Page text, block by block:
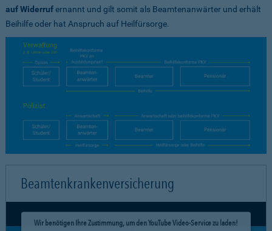
auf Widerrufernannt und gilt somit als Beamtenanwärter und erhält
Beihilfe oder hat Anspruch auf Heilfürsorge.
Beamtenkrankenversicherung
Wir benötigen Ihre Zustimmung, um den YouTube Video-Service zu laden!